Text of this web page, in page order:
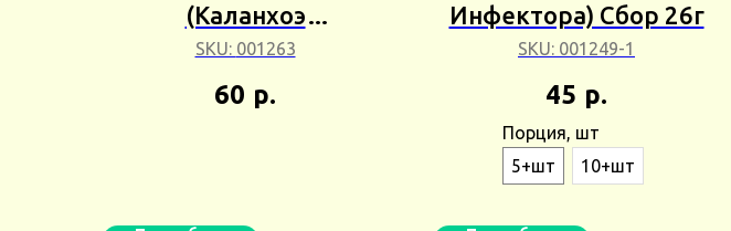
(Каланхоэ
Делагоенсис) 5+шт
Сбор 25г
SKU: 001263
60 р.
Инфектора) Сбор 26г
SKU: 001249-1
45 р.
Порция, шт
5+шт
10+шт